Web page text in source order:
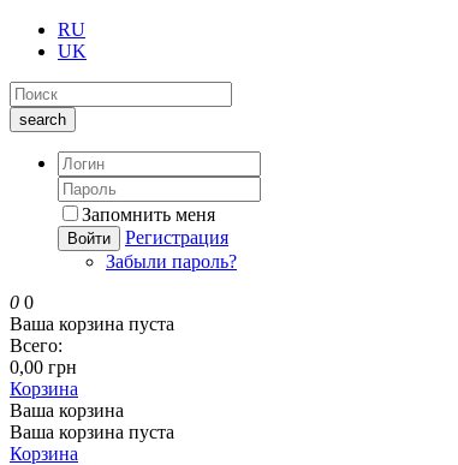
RU
UK
search
Запомнить меня
Войти
Регистрация
Забыли пароль?
0 0
Ваша корзина пуста
Всего:
0,00 грн
Корзина
Ваша корзина
Ваша корзина пуста
Корзина